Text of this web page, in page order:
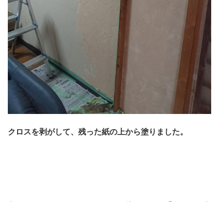
クロスを剥がして、残った紙の上から塗りました。